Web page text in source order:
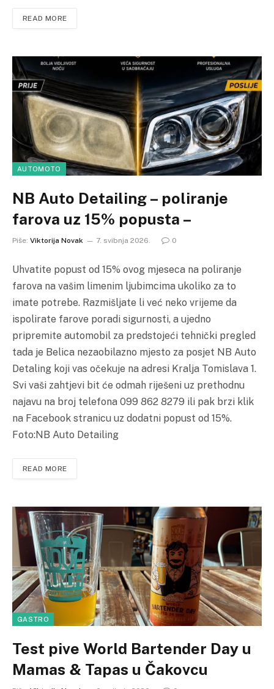
READ MORE
AUTOMOTO
NB Auto Detailing – poliranje
farova uz 15% popusta –
Piše: Viktorija Novak 7. svibnja 2026. 0
Uhvatite popust od 15% ovog mjeseca na poliranje
farova na vašim limenim ljubimcima ukoliko za to
imate potrebe. Razmišljate li već neko vrijeme da
ispolirate farove poradi sigurnosti, a ujedno
pripremite automobil za predstojeći tehnički pregled
tada je Belica nezaobilazno mjesto za posjet NB Auto
Detaling koji vas očekuje na adresi Kralja Tomislava 1.
Svi vaši zahtjevi bit će odmah riješeni uz prethodnu
najavu na broj telefona 099 862 8279 ili pak brzi klik
na Facebook stranicu uz dodatni popust od 15%.
Foto:NB Auto Detailing
READ MORE
GASTRO
Test pive World Bartender Day u
Mamas & Tapas u Čakovcu